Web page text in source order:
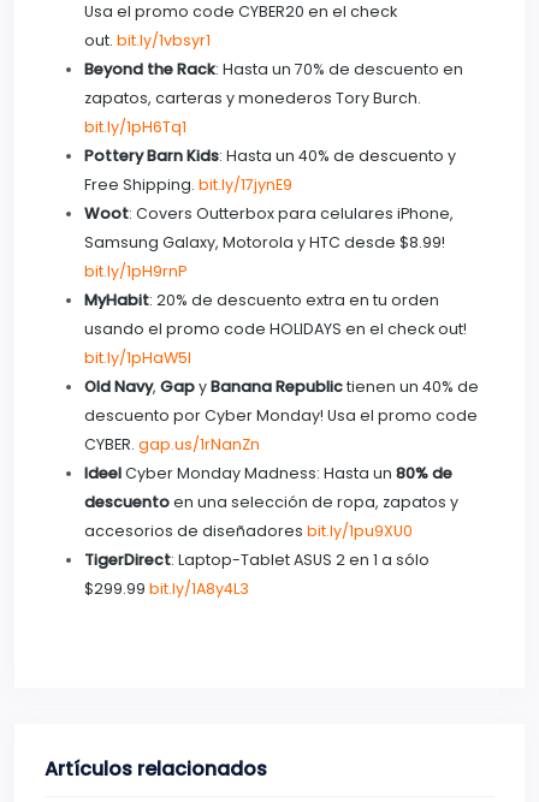
Usa el promo code CYBER20 en el check
out. bit.ly/1vbsyr1
Beyond the Rack: Hasta un 70% de descuento en
zapatos, carteras y monederos Tory Burch.
bit.ly/1pH6Tq1
Pottery Barn Kids: Hasta un 40% de descuento y
Free Shipping. bit.ly/17jynE9
Woot: Covers Outterbox para celulares iPhone,
Samsung Galaxy, Motorola y HTC desde $8.99!
bit.ly/1pH9rnP
MyHabit: 20% de descuento extra en tu orden
usando el promo code HOLIDAYS en el check out!
bit.ly/1pHaW5I
Old Navy, GapyBanana Republictienen un 40% de
descuento por Cyber Monday! Usa el promo code
CYBER. gap.us/1rNanZn
IdeelCyber Monday Madness: Hasta un 80% de
descuentoen una selección de ropa, zapatos y
accesorios de diseñadores bit.ly/1pu9XU0
TigerDirect: Laptop-Tablet ASUS 2 en 1 a sólo
$299.99 bit.ly/1A8y4L3
Artículos relacionados